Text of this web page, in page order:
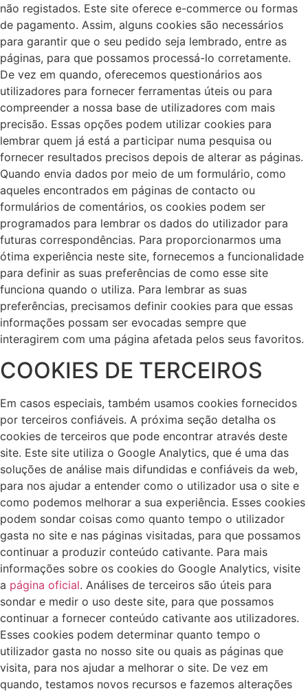
não registados. Este site oferece e-commerce ou formas
de pagamento. Assim, alguns cookies são necessários
para garantir que o seu pedido seja lembrado, entre as
páginas, para que possamos processá-lo corretamente.
De vez em quando, oferecemos questionários aos
utilizadores para fornecer ferramentas úteis ou para
compreender a nossa base de utilizadores com mais
precisão. Essas opções podem utilizar cookies para
lembrar quem já está a participar numa pesquisa ou
fornecer resultados precisos depois de alterar as páginas.
Quando envia dados por meio de um formulário, como
aqueles encontrados em páginas de contacto ou
formulários de comentários, os cookies podem ser
programados para lembrar os dados do utilizador para
futuras correspondências. Para proporcionarmos uma
ótima experiência neste site, fornecemos a funcionalidade
para definir as suas preferências de como esse site
funciona quando o utiliza. Para lembrar as suas
preferências, precisamos definir cookies para que essas
informações possam ser evocadas sempre que
interagirem com uma página afetada pelos seus favoritos.
COOKIES DE TERCEIROS
Em casos especiais, também usamos cookies fornecidos
por terceiros confiáveis. A próxima seção detalha os
cookies de terceiros que pode encontrar através deste
site. Este site utiliza o Google Analytics, que é uma das
soluções de análise mais difundidas e confiáveis da web,
para nos ajudar a entender como o utilizador usa o site e
como podemos melhorar a sua experiência. Esses cookies
podem sondar coisas como quanto tempo o utilizador
gasta no site e nas páginas visitadas, para que possamos
continuar a produzir conteúdo cativante. Para mais
informações sobre os cookies do Google Analytics, visite
a página oficial. Análises de terceiros são úteis para
sondar e medir o uso deste site, para que possamos
continuar a fornecer conteúdo cativante aos utilizadores.
Esses cookies podem determinar quanto tempo o
utilizador gasta no nosso site ou quais as páginas que
visita, para nos ajudar a melhorar o site. De vez em
quando, testamos novos recursos e fazemos alterações